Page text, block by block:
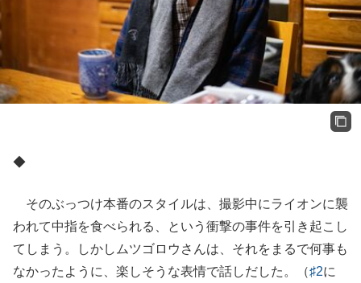
◆
そのぶっつけ本番のスタイルは、撮影中にライオンに襲
われて中指を食べられる、という衝撃の事件を引き起こし
てしまう。しかしムツゴロウさんは、それをまるで何事も
なかったように、楽しそうな表情で話しだした。（♯2に